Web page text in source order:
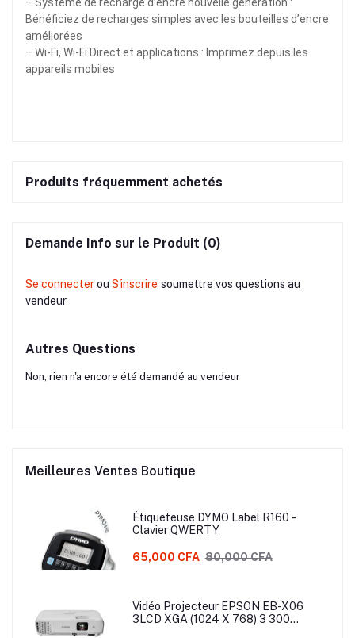
Bénéficiez de recharges simples avec les bouteilles d’encre
améliorées
– Wi-Fi, Wi-Fi Direct et applications : Imprimez depuis les
appareils mobiles
Produits fréquemment achetés
Demande Info sur le Produit (0)
Se connecterou S'inscrire soumettre vos questions au
vendeur
Autres Questions
Non, rien n'a encore été demandé au vendeur
Meilleures Ventes Boutique
Étiqueteuse DYMO Label R160 -
Clavier QWERTY
65,000 CFA 80,000 CFA
Vidéo Projecteur EPSON EB-X06
3LCD XGA (1024 X 768) 3 300